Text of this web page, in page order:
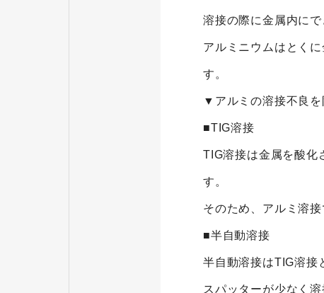
溶接の際に金属内に
アルミニウムはとく
す。
▼アルミの溶接不良を
■TIG溶接
TIG溶接は金属を酸化
す。
そのため、アルミ溶
■半自動溶接
半自動溶接はTIG溶接
スパッターが少なく